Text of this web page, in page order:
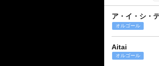
ア・イ・シ・
オルゴール
Aitai
オルゴール